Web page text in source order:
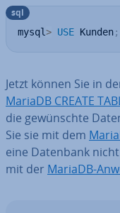
mysql> USE Kunden;
sql
Jetzt können Sie in
MariaDB CREATE
die ge­wünsch­te
Sie sie mit dem
eine Datenbank
mit der MariaDB-